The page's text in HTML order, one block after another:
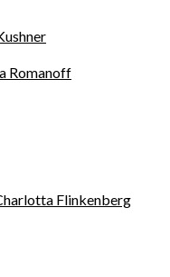
Romanoff
Flinkenberg